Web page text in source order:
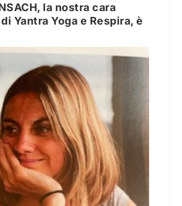
la nostra cara
Yantra Yoga e Respira, è